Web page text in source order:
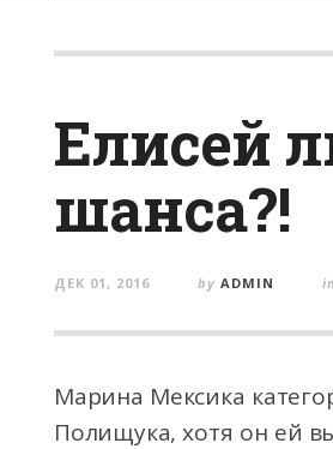
Елисей
шанса?!
ДЕК 01, 2016 by ADMIN in
Марина Мексика
Полищука, хотя он ей